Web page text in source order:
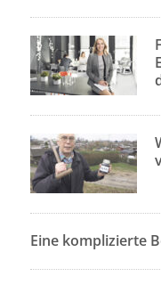
Eine komplizierte